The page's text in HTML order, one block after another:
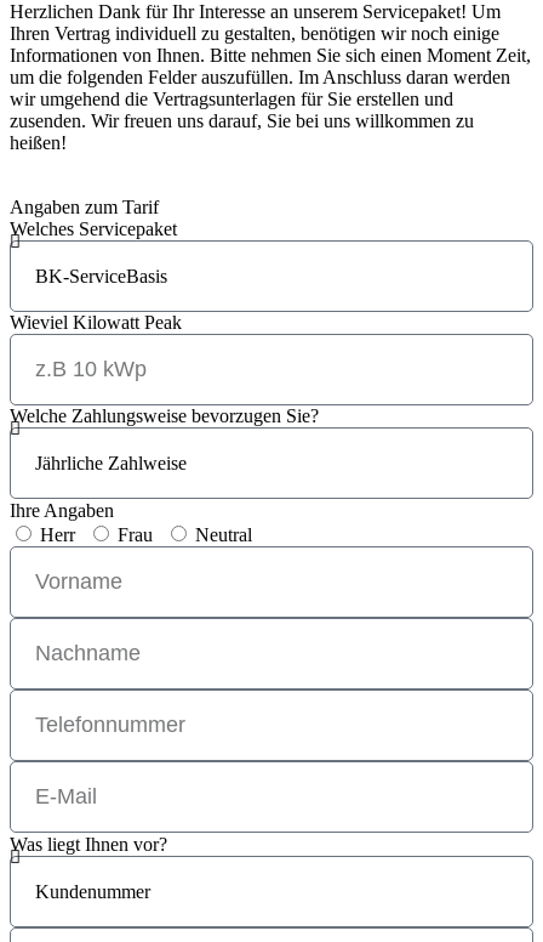
Herzlichen Dank für Ihr Interesse an unserem Servicepaket! Um
Ihren Vertrag individuell zu gestalten, benötigen wir noch einige
Informationen von Ihnen. Bitte nehmen Sie sich einen Moment Zeit,
um die folgenden Felder auszufüllen. Im Anschluss daran werden
wir umgehend die Vertragsunterlagen für Sie erstellen und
zusenden. Wir freuen uns darauf, Sie bei uns willkommen zu
heißen!
Angaben zum Tarif
Welches Servicepaket
Wieviel Kilowatt Peak
Welche Zahlungsweise bevorzugen Sie?
Ihre Angaben
Herr
Frau Neutral
Was liegt Ihnen vor?